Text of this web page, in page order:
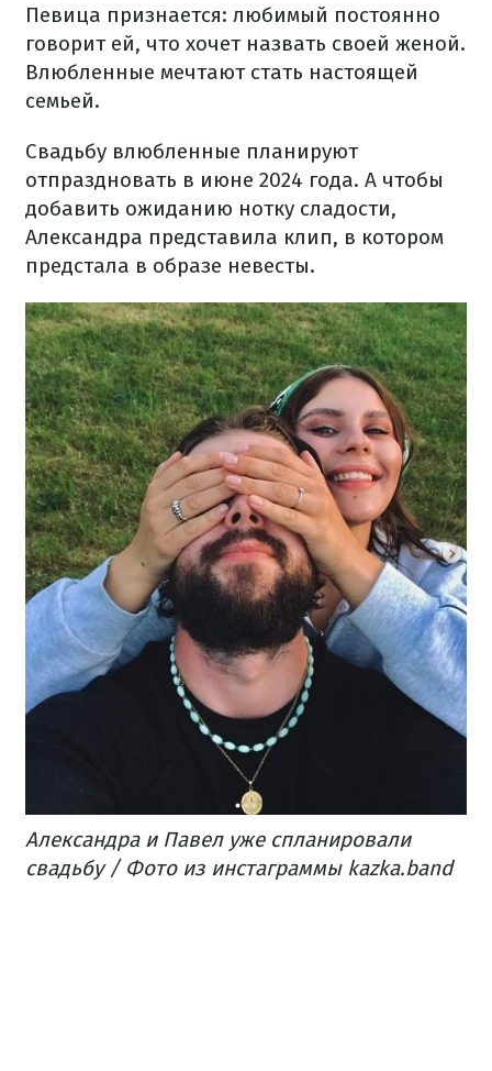
Певица признается: любимый постоянно
говорит ей, что хочет назвать своей женой.
Влюбленные мечтают стать настоящей
семьей.
Свадьбу влюбленные планируют
отпраздновать в июне 2024 года. А чтобы
добавить ожиданию нотку сладости,
Александра представила клип, в котором
предстала в образе невесты.
Александра и Павел уже спланировали
свадьбу / Фото из инстаграммы kazka.band